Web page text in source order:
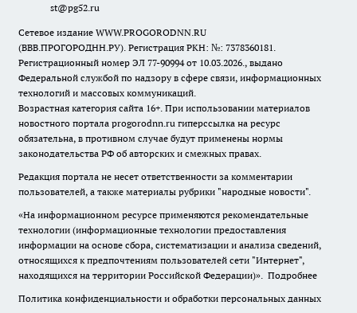
st@pg52.ru
Сетевое издание WWW.PROGORODNN.RU
(ВВВ.ПРОГОРОДНН.РУ). Регистрация РКН: №: 7378360181.
Регистрационный номер ЭЛ 77-90994 от 10.03.2026., выдано
Федеральной службой по надзору в сфере связи, информационных
технологий и массовых коммуникаций.
Возрастная категория сайта 16+. При использовании материалов
новостного портала progorodnn.ru гиперссылка на ресурс
обязательна, в противном случае будут применены нормы
законодательства РФ об авторских и смежных правах.
Редакция портала не несет ответственности за комментарии
пользователей, а также материалы рубрики "народные новости".
«На информационном ресурсе применяются рекомендательные
технологии (информационные технологии предоставления
информации на основе сбора, систематизации и анализа сведений,
относящихся к предпочтениям пользователей сети "Интернет",
находящихся на территории Российской Федерации)». Подробнее
Политика конфиденциальности и обработки персональных данных